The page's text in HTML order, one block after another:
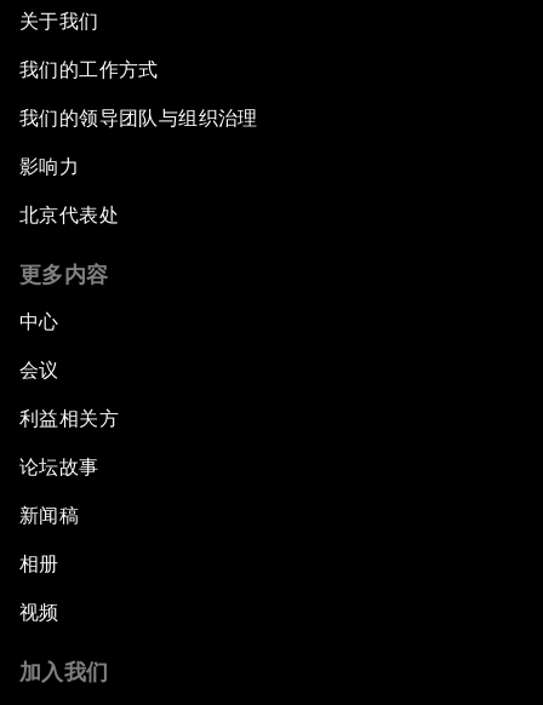
关于我们
我们的工作方式
我们的领导团队与组织治理
影响力
北京代表处
更多内容
中心
会议
利益相关方
论坛故事
新闻稿
相册
视频
加入我们